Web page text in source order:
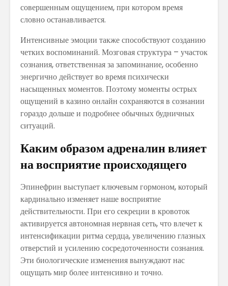
совершенным ощущением, при котором время
словно останавливается.
Интенсивные эмоции также способствуют созданию
четких воспоминаний. Мозговая структура – участок
сознания, ответственная за запоминание, особенно
энергично действует во время психически
насыщенных моментов. Поэтому моменты острых
ощущений в казино онлайн сохраняются в сознании
гораздо дольше и подробнее обычных будничных
ситуаций.
Каким образом адреналин влияет
на восприятие происходящего
Эпинефрин выступает ключевым гормоном, который
кардинально изменяет наше восприятие
действительности. При его секреции в кровоток
активируется автономная нервная сеть, что влечет к
интенсификации ритма сердца, увеличению глазных
отверстий и усилению сосредоточенности сознания.
Эти биологические изменения вынуждают нас
ощущать мир более интенсивно и точно.